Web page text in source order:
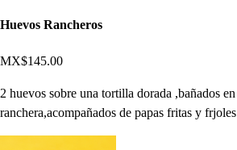
Huevos Rancheros
MX$145.00
2 huevos sobre una tortilla dorada ,bañados en
ranchera,acompañados de papas fritas y frjoles